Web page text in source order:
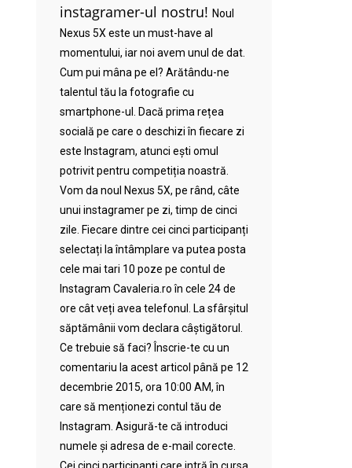
instagramer-ul nostru! Noul
Nexus 5X este un must-have al
momentului, iar noi avem unul de dat.
Cum pui mâna pe el? Arătându-ne
talentul tău la fotografie cu
smartphone-ul. Dacă prima rețea
socială pe care o deschizi în fiecare zi
este Instagram, atunci ești omul
potrivit pentru competiția noastră.
Vom da noul Nexus 5X, pe rând, câte
unui instagramer pe zi, timp de cinci
zile. Fiecare dintre cei cinci participanți
selectați la întâmplare va putea posta
cele mai tari 10 poze pe contul de
Instagram Cavaleria.ro în cele 24 de
ore cât veți avea telefonul. La sfârșitul
săptămânii vom declara câștigătorul.
Ce trebuie să faci? Înscrie-te cu un
comentariu la acest articol până pe 12
decembrie 2015, ora 10:00 AM, în
care să menționezi contul tău de
Instagram. Asigură-te că introduci
numele și adresa de e-mail corecte.